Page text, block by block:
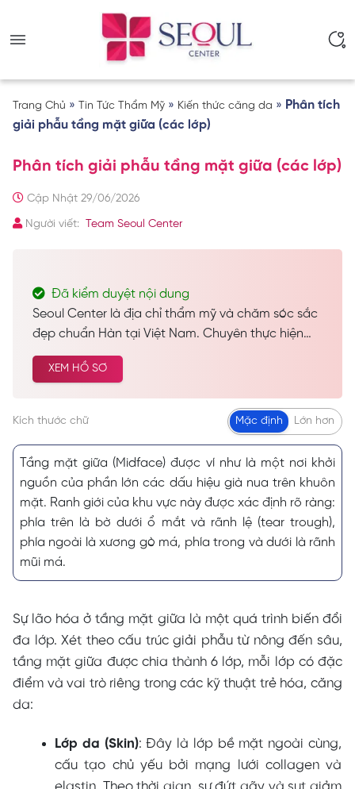
Trang Chủ » Tin Tức Thẩm Mỹ » Kiến thức căng da » Phân tích
giải phẫu tầng mặt giữa (các lớp)
Phân tích giải phẫu tầng mặt giữa (các lớp)
Cập Nhật 29/06/2026
Người viết: Team Seoul Center
Đã kiểm duyệt nội dung
Seoul Center là địa chỉ thẩm mỹ và chăm sóc sắc
đẹp chuẩn Hàn tại Việt Nam. Chuyên thực hiện
các dịch vụ spa làm đẹp, chăm sóc da công nghệ
cao… Được nhiều khách hàng tin tưởng và lựa
XEM HỒ SƠ
Kích thước chữ Mặc định Lớn hơn
Tầng mặt giữa (Midface) được ví như là một nơi khởi
nguồn của phần lớn các dấu hiệu già nua trên khuôn
mặt. Ranh giới của khu vực này được xác định rõ ràng:
phía trên là bờ dưới ổ mắt và rãnh lệ (tear trough),
phía ngoài là xương gò má, phía trong và dưới là rãnh
mũi má.
Sự lão hóa ở tầng mặt giữa là một quá trình biến đổi
đa lớp. Xét theo cấu trúc giải phẫu từ nông đến sâu,
tầng mặt giữa được chia thành 6 lớp, mỗi lớp có đặc
điểm và vai trò riêng trong các kỹ thuật trẻ hóa, căng
da:
Lớp da (Skin): Đây là lớp bề mặt ngoài cùng,
cấu tạo chủ yếu bởi mạng lưới collagen và